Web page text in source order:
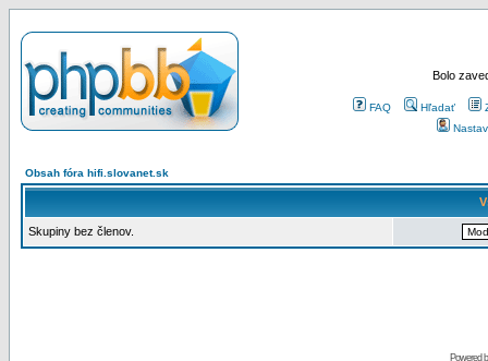
Bolo
FAQ Hľadať
Obsah fóra hifi.slovanet.sk
Skupiny bez členov.
Powered